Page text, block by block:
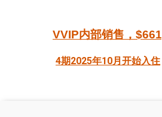
VVIP内部销售，
4期2025年10月开始入住